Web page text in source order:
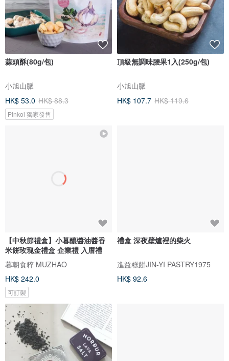
蒜頭酥(80g/包)
小旭山脈
HK$ 53.0 HK$ 88.3
Pinkoi 獨家發售
頂級無調味腰果1入(250g/包)
小旭山脈
HK$ 107.7 HK$ 119.6
【中秋節禮盒】小暮釀醬油醬香
米餅玫瑰金禮盒 企業禮 入厝禮
暮朝食粹 MUZHAO
HK$ 242.0
可訂製
禮盒 深夜壁爐裡的柴火
進益糕餅JIN-YI PASTRY1975
HK$ 92.6